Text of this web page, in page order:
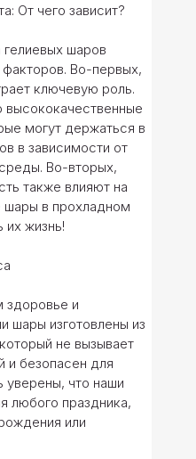
От чего зависит?
гелиевых шаров
факторов. Во-первых,
ключевую роль.
могут держаться в
в зависимости от
Во-вторых,
также влияют на
шары в прохладном
их жизнь!
и
шары изготовлены из
не вызывает
и безопасен для
уверены, что наши
любого праздника,
или